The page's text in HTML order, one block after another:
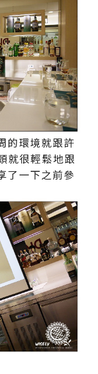
的環境就跟許
就很輕鬆地跟
了一下之前參